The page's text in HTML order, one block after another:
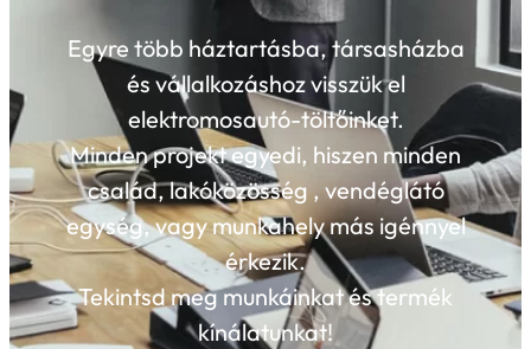
Egyre több háztartásba, társasházba
és vállalkozáshoz visszük el
elektromosautó-töltőinket.
Minden projekt egyedi, hiszen minden
család, lakóközösség , vendéglátó
egység, vagy munkahely más igénnyel
érkezik.
Tekintsd meg munkáinkat és termék
kínálatunkat!